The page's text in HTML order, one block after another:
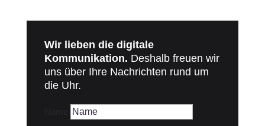
Wir lieben die digitale
Kommunikation. Deshalb freuen wir
uns über Ihre Nachrichten rund um
die Uhr.